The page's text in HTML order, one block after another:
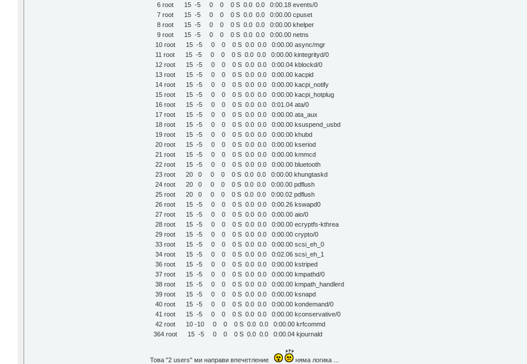
6 root 15 -5 0 0 0 S 0.0 0.0 0:00.18 events/0
7 root 15 -5 0 0 0 S 0.0 0.0 0:00.00 cpuset
8 root 15 -5 0 0 0 S 0.0 0.0 0:00.00 khelper
9 root 15 -5 0 0 0 S 0.0 0.0 0:00.00 netns
10 root 15 -5 0 0 0 S 0.0 0.0 0:00.00 async/mgr
11 root 15 -5 0 0 0 S 0.0 0.0 0:00.00 kintegrityd/0
12 root 15 -5 0 0 0 S 0.0 0.0 0:00.04 kblockd/0
13 root 15 -5 0 0 0 S 0.0 0.0 0:00.00 kacpid
14 root 15 -5 0 0 0 S 0.0 0.0 0:00.00 kacpi_notify
15 root 15 -5 0 0 0 S 0.0 0.0 0:00.00 kacpi_hotplug
16 root 15 -5 0 0 0 S 0.0 0.0 0:01.04 ata/0
17 root 15 -5 0 0 0 S 0.0 0.0 0:00.00 ata_aux
18 root 15 -5 0 0 0 S 0.0 0.0 0:00.00 ksuspend_usbd
19 root 15 -5 0 0 0 S 0.0 0.0 0:00.00 khubd
20 root 15 -5 0 0 0 S 0.0 0.0 0:00.00 kseriod
21 root 15 -5 0 0 0 S 0.0 0.0 0:00.00 kmmcd
22 root 15 -5 0 0 0 S 0.0 0.0 0:00.00 bluetooth
23 root 20 0 0 0 0 S 0.0 0.0 0:00.00 khungtaskd
24 root 20 0 0 0 0 S 0.0 0.0 0:00.00 pdflush
25 root 20 0 0 0 0 S 0.0 0.0 0:00.02 pdflush
26 root 15 -5 0 0 0 S 0.0 0.0 0:00.26 kswapd0
27 root 15 -5 0 0 0 S 0.0 0.0 0:00.00 aio/0
28 root 15 -5 0 0 0 S 0.0 0.0 0:00.00 ecryptfs-kthrea
29 root 15 -5 0 0 0 S 0.0 0.0 0:00.00 crypto/0
33 root 15 -5 0 0 0 S 0.0 0.0 0:00.00 scsi_eh_0
34 root 15 -5 0 0 0 S 0.0 0.0 0:02.06 scsi_eh_1
36 root 15 -5 0 0 0 S 0.0 0.0 0:00.00 kstriped
37 root 15 -5 0 0 0 S 0.0 0.0 0:00.00 kmpathd/0
38 root 15 -5 0 0 0 S 0.0 0.0 0:00.00 kmpath_handlerd
39 root 15 -5 0 0 0 S 0.0 0.0 0:00.00 ksnapd
40 root 15 -5 0 0 0 S 0.0 0.0 0:00.00 kondemand/0
41 root 15 -5 0 0 0 S 0.0 0.0 0:00.00 kconservative/0
42 root 10 -10 0 0 0 S 0.0 0.0 0:00.00 krfcommd
364 root 15 -5 0 0 0 S 0.0 0.0 0:00.04 kjournald
Това "2 users" ми направи впечетление няма логика ...